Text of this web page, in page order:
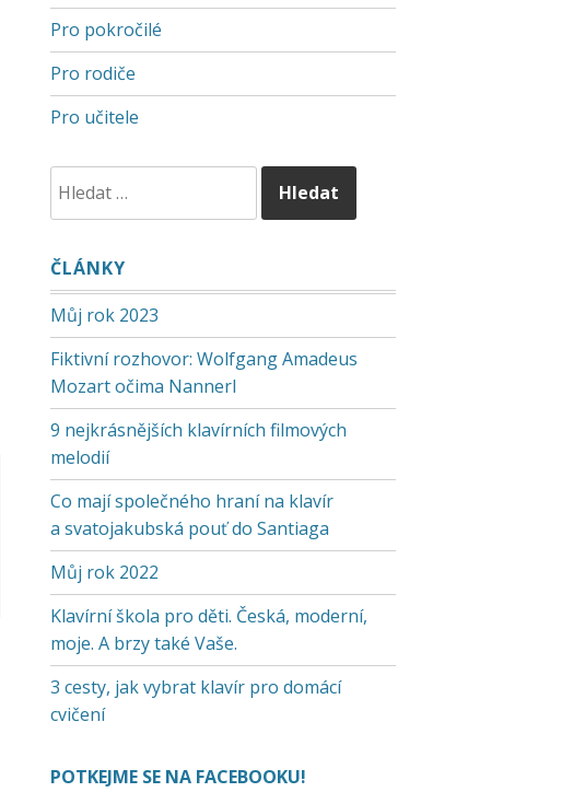
Pro pokročilé
Pro rodiče
Pro učitele
ČLÁNKY
Můj rok 2023
Fiktivní rozhovor: Wolfgang Amadeus
Mozart očima Nannerl
9 nejkrásnějších klavírních filmových
melodií
Co mají společného hraní na klavír
a svatojakubská pouť do Santiaga
Můj rok 2022
Klavírní škola pro děti. Česká, moderní,
moje. A brzy také Vaše.
3 cesty, jak vybrat klavír pro domácí
cvičení
POTKEJME SE NA FACEBOOKU!